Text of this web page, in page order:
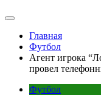
Главная
Футбол
Агент игрока
провел
Футбол